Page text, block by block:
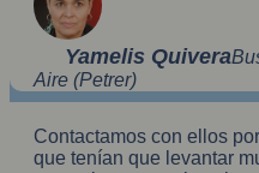
Yamelis Quivera
Aire (Petrer)
Contactamos con ellos
que tenían que levantar